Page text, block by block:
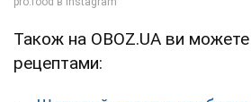
Також на OBOZ.UA ви
рецептами: